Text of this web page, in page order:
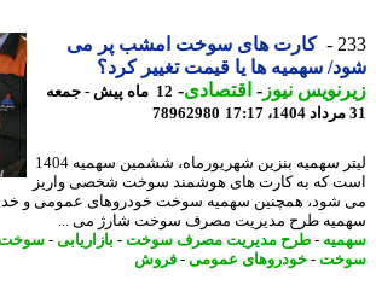
کارت های سوخت امشب پر می
سهمیه ها یا قیمت تغییر کرد؟
نیوز-اقتصادی-
12 ماه پیش - جمعه
78962980
لیتر سهمیه بنزین شهریورماه، ششمین سهمیه 1404
که به کارت های هوشمند سوخت شخصی واریز
همچنین سهمیه سوخت خودروهای عمومی و
طرح مدیریت مصرف سوخت شارژ می ...
-طرح مدیریت مصرف سوخت-بازاریابی -سوخت-
-خودروهای عمومی-فروش